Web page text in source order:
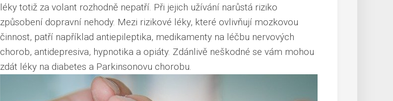
léky totiž za volant rozhodně nepatří. Při jejich užívání narůstá riziko
způsobení dopravní nehody. Mezi rizikové léky, které ovlivňují mozkovou
činnost, patří například antiepileptika, medikamenty na léčbu nervových
chorob, antidepresiva, hypnotika a opiáty. Zdánlivě neškodné se vám mohou
zdát léky na diabetes a Parkinsonovu chorobu.